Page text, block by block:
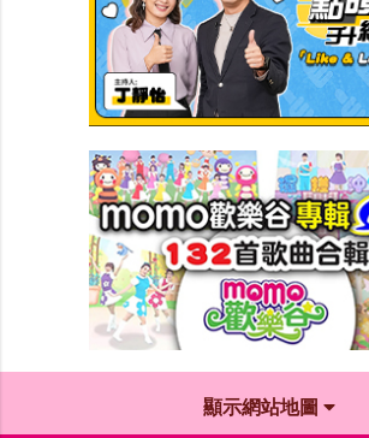
顯示網站地圖